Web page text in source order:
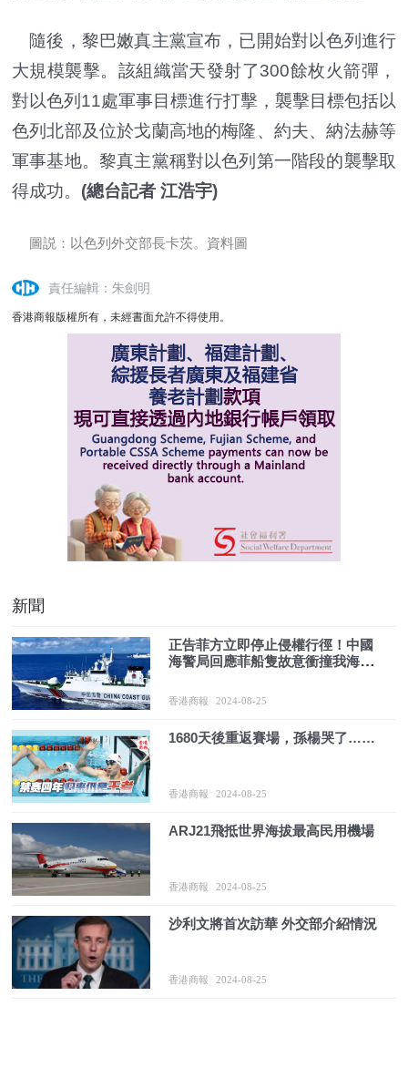
隨後，黎巴嫩真主黨宣布，已開始對以色列進行
大規模襲擊。該組織當天發射了300餘枚火箭彈，
對以色列11處軍事目標進行打擊，襲擊目標包括以
色列北部及位於戈蘭高地的梅隆、約夫、納法赫等
軍事基地。黎真主黨稱對以色列第一階段的襲擊取
得成功。 (總台記者 江浩宇)
圖説：以色列外交部長卡茨。資料圖
責任編輯：朱劍明
香港商報版權所有，未經書面允許不得使用。
新聞
正告菲方立即停止侵權行徑！中國
海警局回應菲船隻故意衝撞我海警
香港商報 2024-08-25
1680天後重返賽場，孫楊哭了……
香港商報 2024-08-25
ARJ21飛抵世界海拔最高民用機場
香港商報 2024-08-25
沙利文將首次訪華 外交部介紹情況
香港商報 2024-08-25